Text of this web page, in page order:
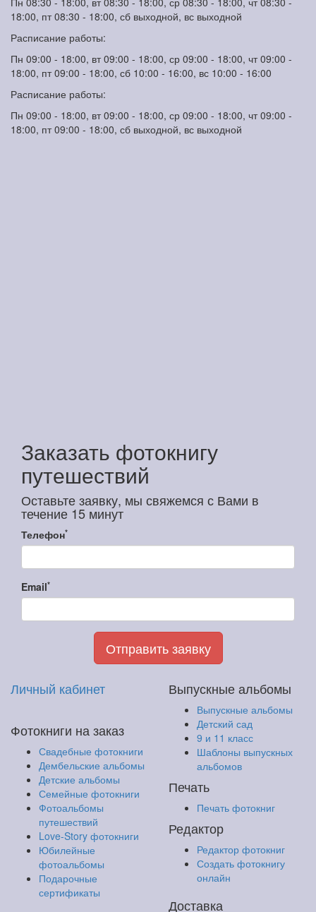
18:00, пт 08:30 - 18:00, сб выходной, вс выходной
Расписание работы:
Пн 09:00 - 18:00, вт 09:00 - 18:00, ср 09:00 - 18:00, чт 09:00 -
18:00, пт 09:00 - 18:00, сб 10:00 - 16:00, вс 10:00 - 16:00
Расписание работы:
Пн 09:00 - 18:00, вт 09:00 - 18:00, ср 09:00 - 18:00, чт 09:00 -
18:00, пт 09:00 - 18:00, сб выходной, вс выходной
Заказать фотокнигу
путешествий
Оставьте заявку, мы свяжемся с Вами в
течение 15 минут
Телефон*
Email*
Отправить заявку
Личный кабинет
Фотокниги на заказ
Свадебные фотокниги
Дембельские альбомы
Детские альбомы
Семейные фотокниги
Фотоальбомы
путешествий
Love-Story фотокниги
Юбилейные
фотоальбомы
Подарочные
сертификаты
Выпускные альбомы
Выпускные альбомы
Детский сад
9 и 11 класс
Шаблоны выпускных
альбомов
Печать
Печать фотокниг
Редактор
Редактор фотокниг
Создать фотокнигу
онлайн
Доставка